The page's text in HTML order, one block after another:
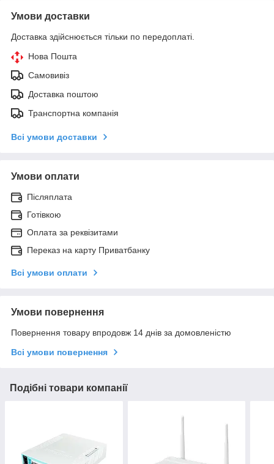
Умови доставки
Доставка здійснюється тільки по передоплаті.
Нова Пошта
Самовивіз
Доставка поштою
Транспортна компанія
Всі умови доставки
Умови оплати
Післяплата
Готівкою
Оплата за реквізитами
Переказ на карту Приватбанку
Всі умови оплати
Умови повернення
Повернення товару впродовж 14 днів за домовленістю
Всі умови повернення
Подібні товари компанії